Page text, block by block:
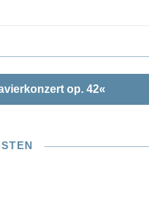
Konzeption
wie das
aufwändig
in
die
Henle Verlags
op. 42«